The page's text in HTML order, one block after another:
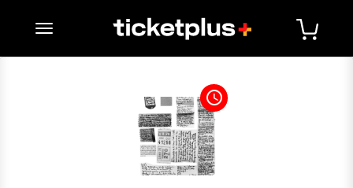
desplegar navegación
access_time